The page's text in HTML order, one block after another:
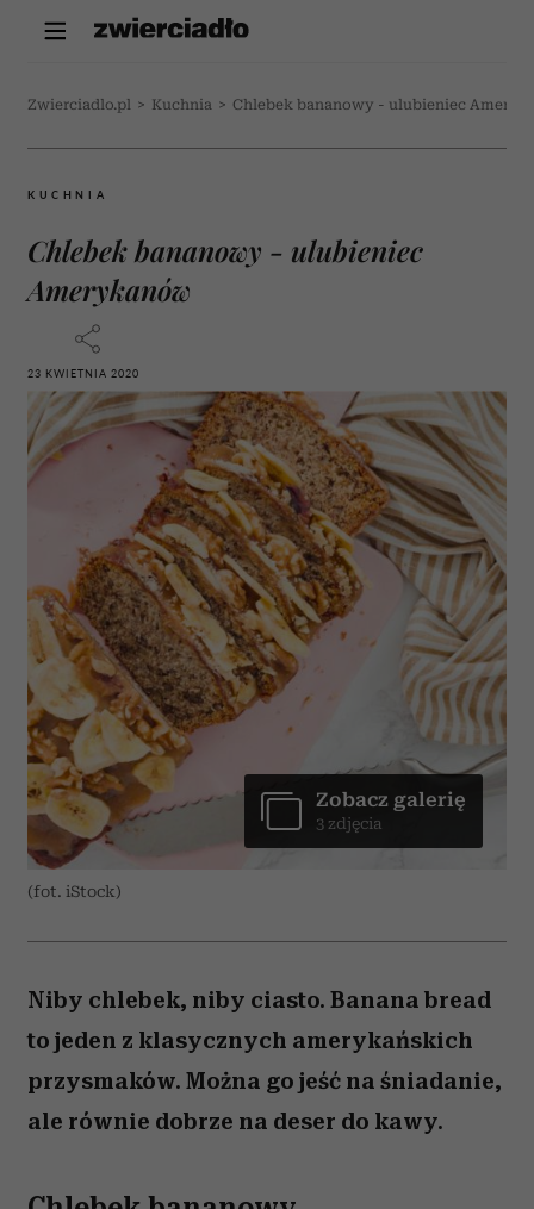
Zwierciadlo.pl > Kuchnia > Chlebek bananowy - ulubieniec
KUCHNIA
Chlebek bananowy - ulubieniec
Amerykanów
23 KWIETNIA 2020
(fot. iStock)
Zobacz galerię
3 zdjęcia
Niby chlebek, niby ciasto. Banana bread
to jeden z klasycznych amerykańskich
przysmaków. Można go jeść na śniadanie,
ale równie dobrze na deser do kawy.